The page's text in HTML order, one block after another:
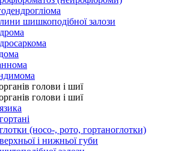
шишкоподібної залози
голови і шиї
голови і шиї
(носо-, рото, гортаноглотки)
і нижньої губи